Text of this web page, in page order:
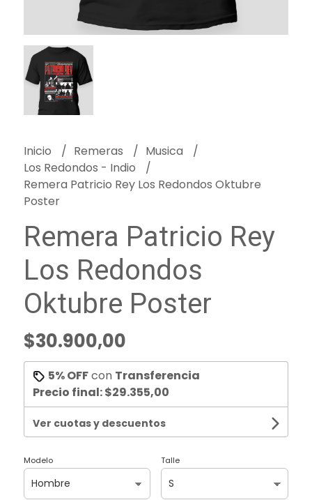
Inicio Remeras
Musica
Los Redondos - Indio
Remera Patricio Rey Los Redondos Oktubre
Poster
Remera Patricio Rey
Los Redondos
Oktubre Poster
$30.900,00
5% OFFcon Transferencia
Precio final:$29.355,00
Ver cuotas y descuentos
Modelo Talle